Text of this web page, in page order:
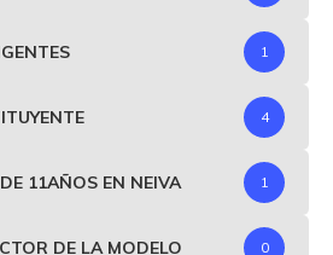
1
4
11AÑOS EN NEIVA 1
DE LA MODELO 0